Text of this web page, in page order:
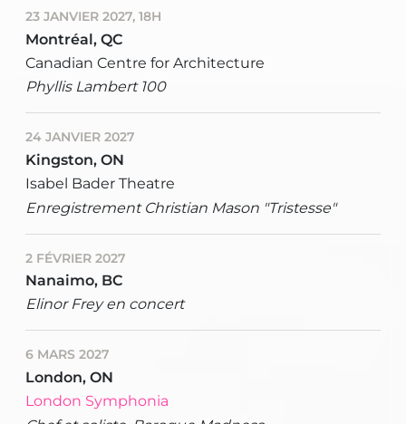
23 JANVIER 2027, 18H
Montréal, QC
Canadian Centre for Architecture
Phyllis Lambert 100
24 JANVIER 2027
Kingston, ON
Isabel Bader Theatre
Enregistrement Christian Mason "Tristesse"
2 FÉVRIER 2027
Nanaimo, BC
Elinor Frey en concert
6 MARS 2027
London, ON
London Symphonia